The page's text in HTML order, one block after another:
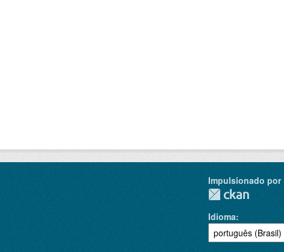
Impulsionado por
Idioma